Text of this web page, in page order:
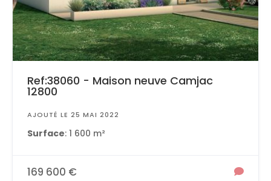
Ref:38060 - Maison neuve Camjac
12800
AJOUTÉ LE 25 MAI 2022
Surface: 1 600 m²
169 600 €